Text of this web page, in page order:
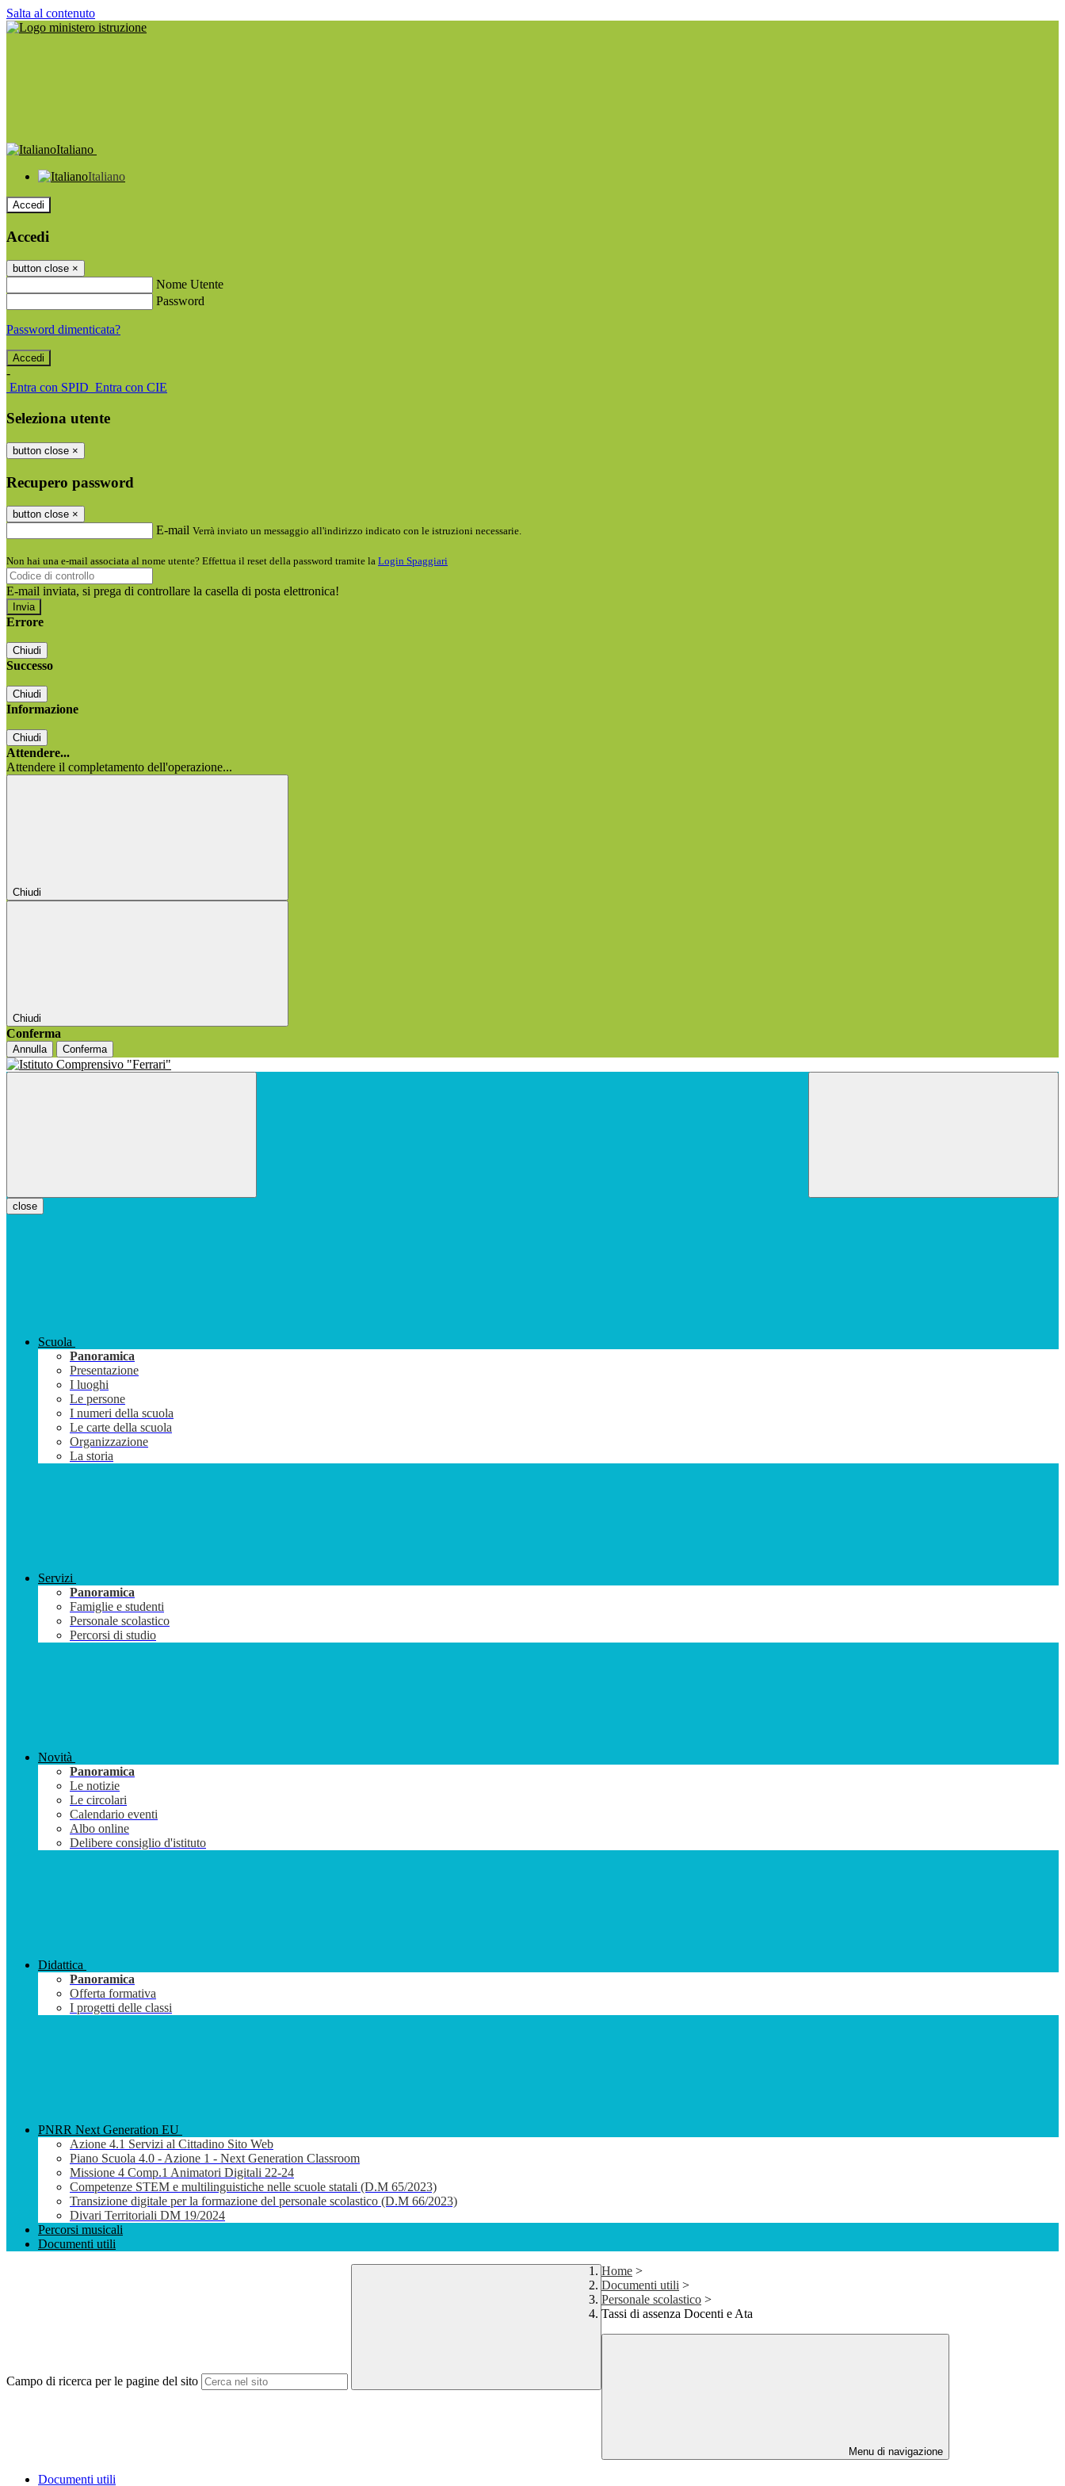
Salta al contenuto
Italiano
Italiano
Accedi
Accedi
button close ×
Nome Utente
Password
Password dimenticata?
-
Entra con SPID Entra con CIE
Seleziona utente
button close ×
Recupero password
button close ×
E-mail Verrà inviato un messaggio all'indirizzo indicato con le istruzioni necessarie.
Non hai una e-mail associata al nome utente? Effettua il reset della password tramite la Login Spaggiari
E-mail inviata, si prega di controllare la casella di posta elettronica!
Errore
Chiudi
Successo
Chiudi
Informazione
Chiudi
Attendere...
Attendere il completamento dell'operazione...
Chiudi
Chiudi
Conferma
Annulla Conferma
close
Scuola
Panoramica
Presentazione
I luoghi
Le persone
I numeri della scuola
Le carte della scuola
Organizzazione
La storia
Servizi
Panoramica
Famiglie e studenti
Personale scolastico
Percorsi di studio
Novità
Panoramica
Le notizie
Le circolari
Calendario eventi
Albo online
Delibere consiglio d'istituto
Didattica
Panoramica
Offerta formativa
I progetti delle classi
PNRR Next Generation EU
Azione 4.1 Servizi al Cittadino Sito Web
Piano Scuola 4.0 - Azione 1 - Next Generation Classroom
Missione 4 Comp.1 Animatori Digitali 22-24
Competenze STEM e multilinguistiche nelle scuole statali (D.M 65/2023)
Transizione digitale per la formazione del personale scolastico (D.M 66/2023)
Divari Territoriali DM 19/2024
Percorsi musicali
Documenti utili
Campo di ricerca per le pagine del sito
Home >
Documenti utili >
Personale scolastico >
Tassi di assenza Docenti e Ata
Menu di navigazione
Documenti utili